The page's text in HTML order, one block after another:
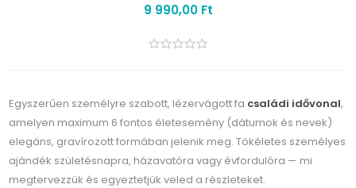
9 990,00 Ft
Egyszerűen személyre szabott, lézervágott fa családi idővonal,
amelyen maximum 6 fontos életesemény (dátumok és nevek)
elegáns, gravírozott formában jelenik meg. Tökéletes személyes
ajándék születésnapra, házavatóra vagy évfordulóra — mi
megtervezzük és egyeztetjük veled a részleteket.